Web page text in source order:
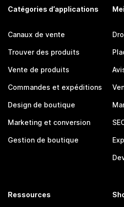
Catégories d’applications
Canaux de vente
Trouver des produits
Vente de produits
Commandes et expéditions
Design de boutique
Marketing et conversion
Gestion de boutique
Ressources